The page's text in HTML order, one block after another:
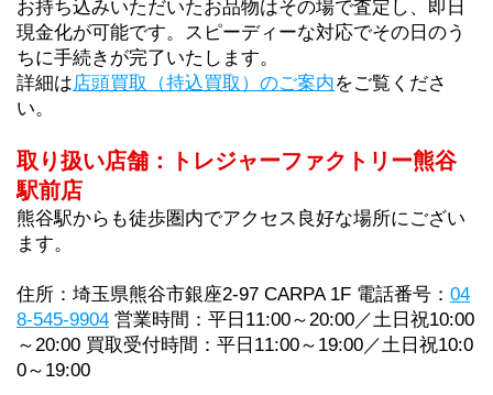
お持ち込みいただいたお品物はその場で査定し、即日
現金化が可能です。スピーディーな対応でその日のう
ちに手続きが完了いたします。
詳細は店頭買取（持込買取）のご案内をご覧くださ
い。
取り扱い店舗：トレジャーファクトリー熊谷
駅前店
熊谷駅からも徒歩圏内でアクセス良好な場所にござい
ます。
住所：埼玉県熊谷市銀座2-97 CARPA 1F 電話番号： 04
8-545-9904 営業時間：平日11:00～20:00／土日祝10:00
～20:00 買取受付時間：平日11:00～19:00／土日祝10:0
0～19:00